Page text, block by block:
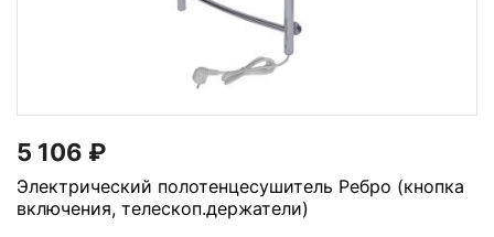
5 106 ₽
Электрический полотенцесушитель Ребро (кнопка
включения, телескоп.держатели)